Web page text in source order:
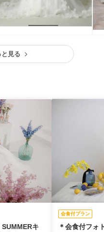
見る
キ
会食付プラン
＊会食付フォ